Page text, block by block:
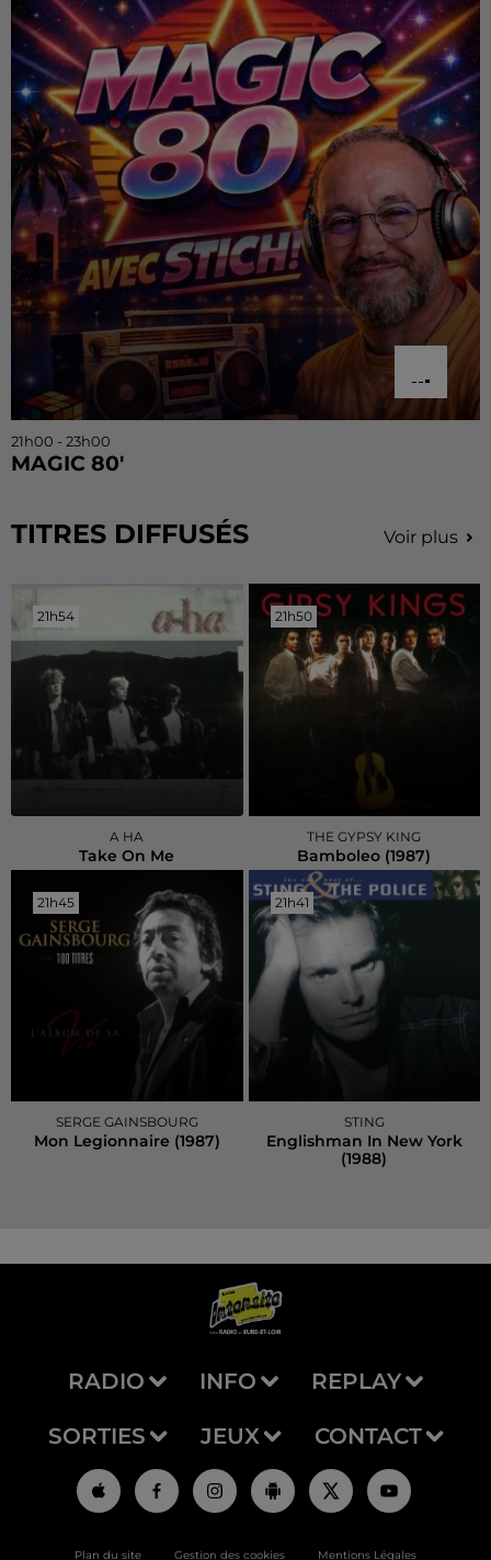
21h00 - 23h00
MAGIC 80'
TITRES DIFFUSÉS Voir plus
21h54
21h54
A HA
Take On Me
21h50
21h50
THE GYPSY KING
Bamboleo (1987)
21h45
21h45
SERGE GAINSBOURG
Mon Legionnaire (1987)
21h41
21h41
STING
Englishman In New York
(1988)
RADIO INFO REPLAY
SORTIES JEUX CONTACT
Plan du site Gestion des cookies Mentions Légales